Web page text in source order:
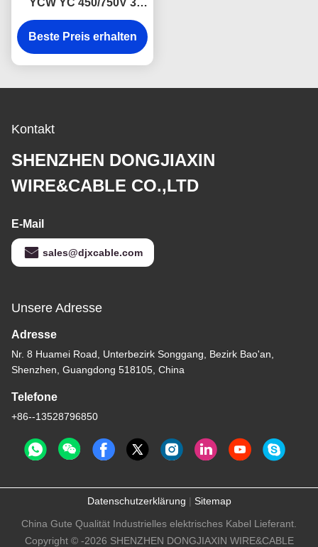
YCW YC 450/750V 3
Kern-1.5mm für das
Bergbau von Iec 60228
Beste Preis erhalten
Kontakt
SHENZHEN DONGJIAXIN
WIRE&CABLE CO.,LTD
E-Mail
sales@djxcable.com
Unsere Adresse
Adresse
Nr. 8 Huamei Road, Unterbezirk Songgang, Bezirk Bao'an,
Shenzhen, Guangdong 518105, China
Telefone
+86--13528796850
Datenschutzerklärung | Sitemap
China Gute Qualität Industrielles elektrisches Kabel Lieferant.
Copyright © -2026 SHENZHEN DONGJIAXIN WIRE&CABLE